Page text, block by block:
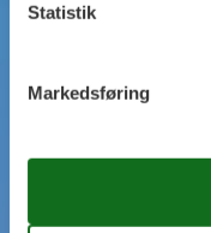
Statistik
Markedsføring